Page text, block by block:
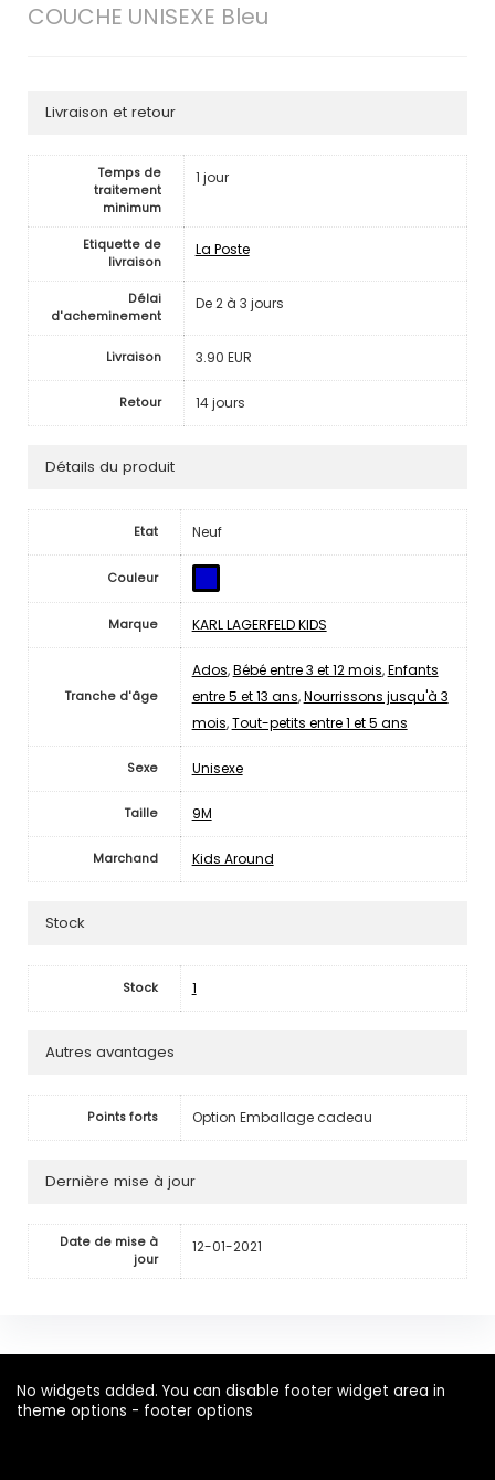
COUCHE UNISEXE Bleu
Livraison et retour
Temps de
traitement
minimum
1 jour
Etiquette de
livraison
La Poste
Délai
d'acheminement
De 2 à 3 jours
Livraison 3.90 EUR
Retour 14 jours
Détails du produit
Etat Neuf
Couleur
Marque KARL LAGERFELD KIDS
Tranche d'âge
Ados,Bébé entre 3 et 12 mois,Enfants
entre 5 et 13 ans,Nourrissons jusqu'à 3
mois,Tout-petits entre 1 et 5 ans
Sexe Unisexe
Taille 9M
Marchand Kids Around
Stock
Stock 1
Autres avantages
Points forts Option Emballage cadeau
Dernière mise à jour
Date de mise à
jour
12-01-2021
No widgets added. You can disable footer widget area in
theme options - footer options